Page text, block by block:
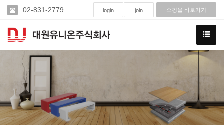
02-831-2779 login join 쇼핑몰 바로가기